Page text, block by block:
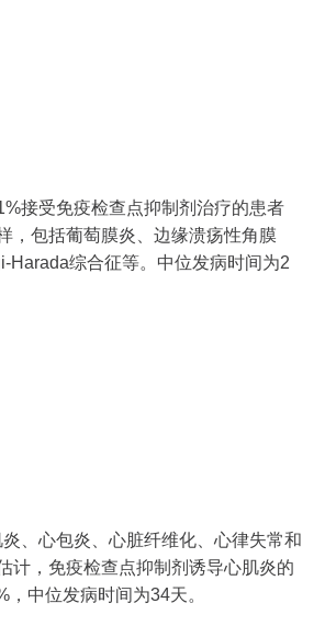
接受免疫检查点抑制剂治疗的患者
，包括葡萄膜炎、边缘溃疡性角膜
综合征等。中位发病时间为2
、心包炎、心脏纤维化、心律失常和
计，免疫检查点抑制剂诱导心肌炎的
中位发病时间为34天。